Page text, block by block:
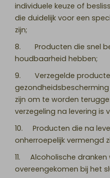
individuele keuze of
die duidelijk voor een
zijn;
8. Producten die snel
houdbaarheid hebben;
9. Verzegelde
zijn om te worden
verzegeling na levering is
10. Producten die na
onherroepelijk vermengd
11. Alcoholische dranken
overeengekomen bij het